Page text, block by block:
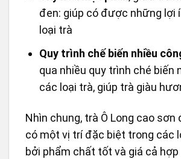
đen: giúp có được những lợi
loại trà
Quy trình chế biến nhiều
qua nhiều quy trình ché biến
các loại trà, giúp trà giàu
Nhìn chung, trà Ô Long cao
có một vị trí đặc biệt trong các
bởi phẩm chất tốt và giá cả hợp